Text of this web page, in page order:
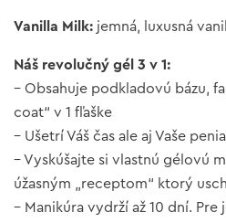
Vanilla Milk: jemná, luxusná
Náš revolučný gél 3 v 1:
– Obsahuje podkladovú bázu,
coat“ v 1 fľaške
– Ušetrí Váš čas ale aj Vaše
– Vyskúšajte si vlastnú gélovú
úžasným „receptom“ ktorý
– Manikúra vydrží až 10 dní.